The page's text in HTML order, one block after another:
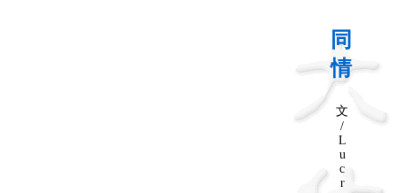
同
情
文
/
L
u
c
r